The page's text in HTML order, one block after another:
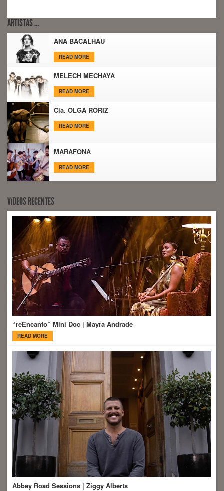
ARTISTAS …
ANA BACALHAU
READ MORE
MELECH MECHAYA
READ MORE
Cia. OLGA RORIZ
READ MORE
MARAFONA
READ MORE
VíDEOS RECENTES
“reEncanto” Mini Doc | Mayra Andrade
READ MORE
Abbey Road Sessions | Ziggy Alberts